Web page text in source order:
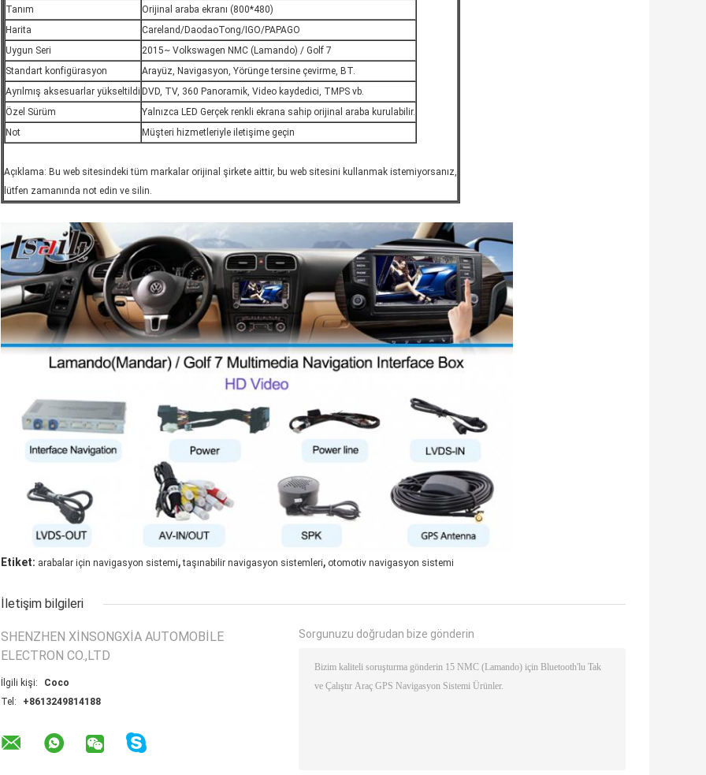
Tanım
Orijinal araba ekranı (800*480)
Harita
Careland/DaodaoTong/IGO/PAPAGO
Uygun Seri
2015~ Volkswagen NMC (Lamando) / Golf 7
Standart konfigürasyon
Arayüz, Navigasyon, Yörünge tersine çevirme, BT.
Ayrılmış aksesuarlar yükseltildi DVD, TV, 360 Panoramik, Video kaydedici, TMPS vb.
Özel Sürüm
Yalnızca LED Gerçek renkli ekrana sahip orijinal araba kurulabilir.
Not
Müşteri hizmetleriyle iletişime geçin
Açıklama: Bu web sitesindeki tüm markalar orijinal şirkete aittir, bu web sitesini kullanmak istemiyorsanız,
lütfen zamanında not edin ve silin.
Etiket: arabalar için navigasyon sistemi, taşınabilir navigasyon sistemleri, otomotiv navigasyon sistemi
İletişim bilgileri
SHENZHEN XINSONGXIA AUTOMOBILE
ELECTRON CO.,LTD
İlgili kişi:
Coco
Tel:
+8613249814188
Sorgunuzu doğrudan bize gönderin